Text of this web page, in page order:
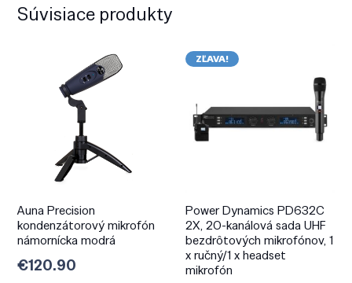
Súvisiace produkty
Auna Precision
kondenzátorový mikrofón
námornícka modrá
€120.90
ZĽAVA!
Power Dynamics PD632C
2X, 20-kanálová sada UHF
bezdrôtových mikrofónov, 1
x ručný/1 x headset
mikrofón